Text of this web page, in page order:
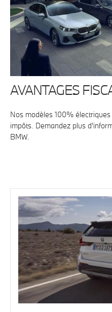
AVANTAGES
Nos modèles 100%
impôts. Demandez plus
BMW.